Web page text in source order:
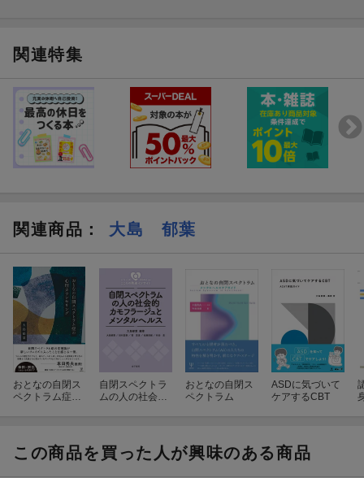
関連特集
関連商品 ： 大島 郁葉
おとなの自閉ス
ペクトラム症の
自閉スペクトラ
ムの人の社会的
おとなの自閉ス
ペクトラム
ASDに気づいて
ケアするCBT
この商品を買った人が興味のある商品